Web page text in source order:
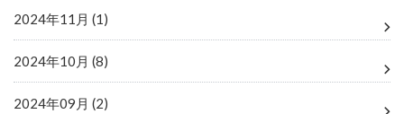
2024年11月 (1)
2024年10月 (8)
2024年09月 (2)